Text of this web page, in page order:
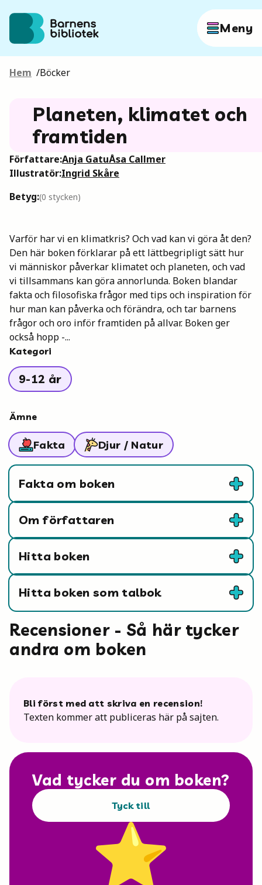
Hoppa till innehållet
Meny
Författare
Böcker
Hitta mer
Mina böcker
Vuxen
Utskrifter
Hem /Böcker
Planeten, klimatet och
framtiden
Författare:Anja GatuÅsa Callmer
Illustratör:Ingrid Skåre
Betyg:(0 stycken)
Varför har vi en klimatkris? Och vad kan vi göra åt den?
Den här boken förklarar på ett lättbegripligt sätt hur
vi människor påverkar klimatet och planeten, och vad
vi tillsammans kan göra annorlunda. Boken blandar
fakta och filosofiska frågor med tips och inspiration för
hur man kan påverka och förändra, och tar barnens
frågor och oro inför framtiden på allvar. Boken ger
också hopp -...
Kategori
9-12 år
Ämne
Fakta Djur / Natur
Fakta om boken
Om författaren
Hitta boken
Hitta boken som talbok
Recensioner - Så här tycker
andra om boken
Bli först med att skriva en recension!
Texten kommer att publiceras här på sajten.
Vad tycker du om boken?
Tyck till